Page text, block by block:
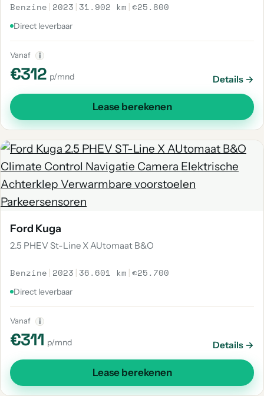
Benzine | 2023 | 31.902 km |€25.800
Direct leverbaar
Vanaf i
€312 p/mnd Details →
Lease berekenen
Ford Kuga
2.5 PHEV St-Line X AUtomaat B&O
Benzine | 2023 | 36.601 km |€25.700
Direct leverbaar
Vanaf i
€311 p/mnd Details →
Lease berekenen